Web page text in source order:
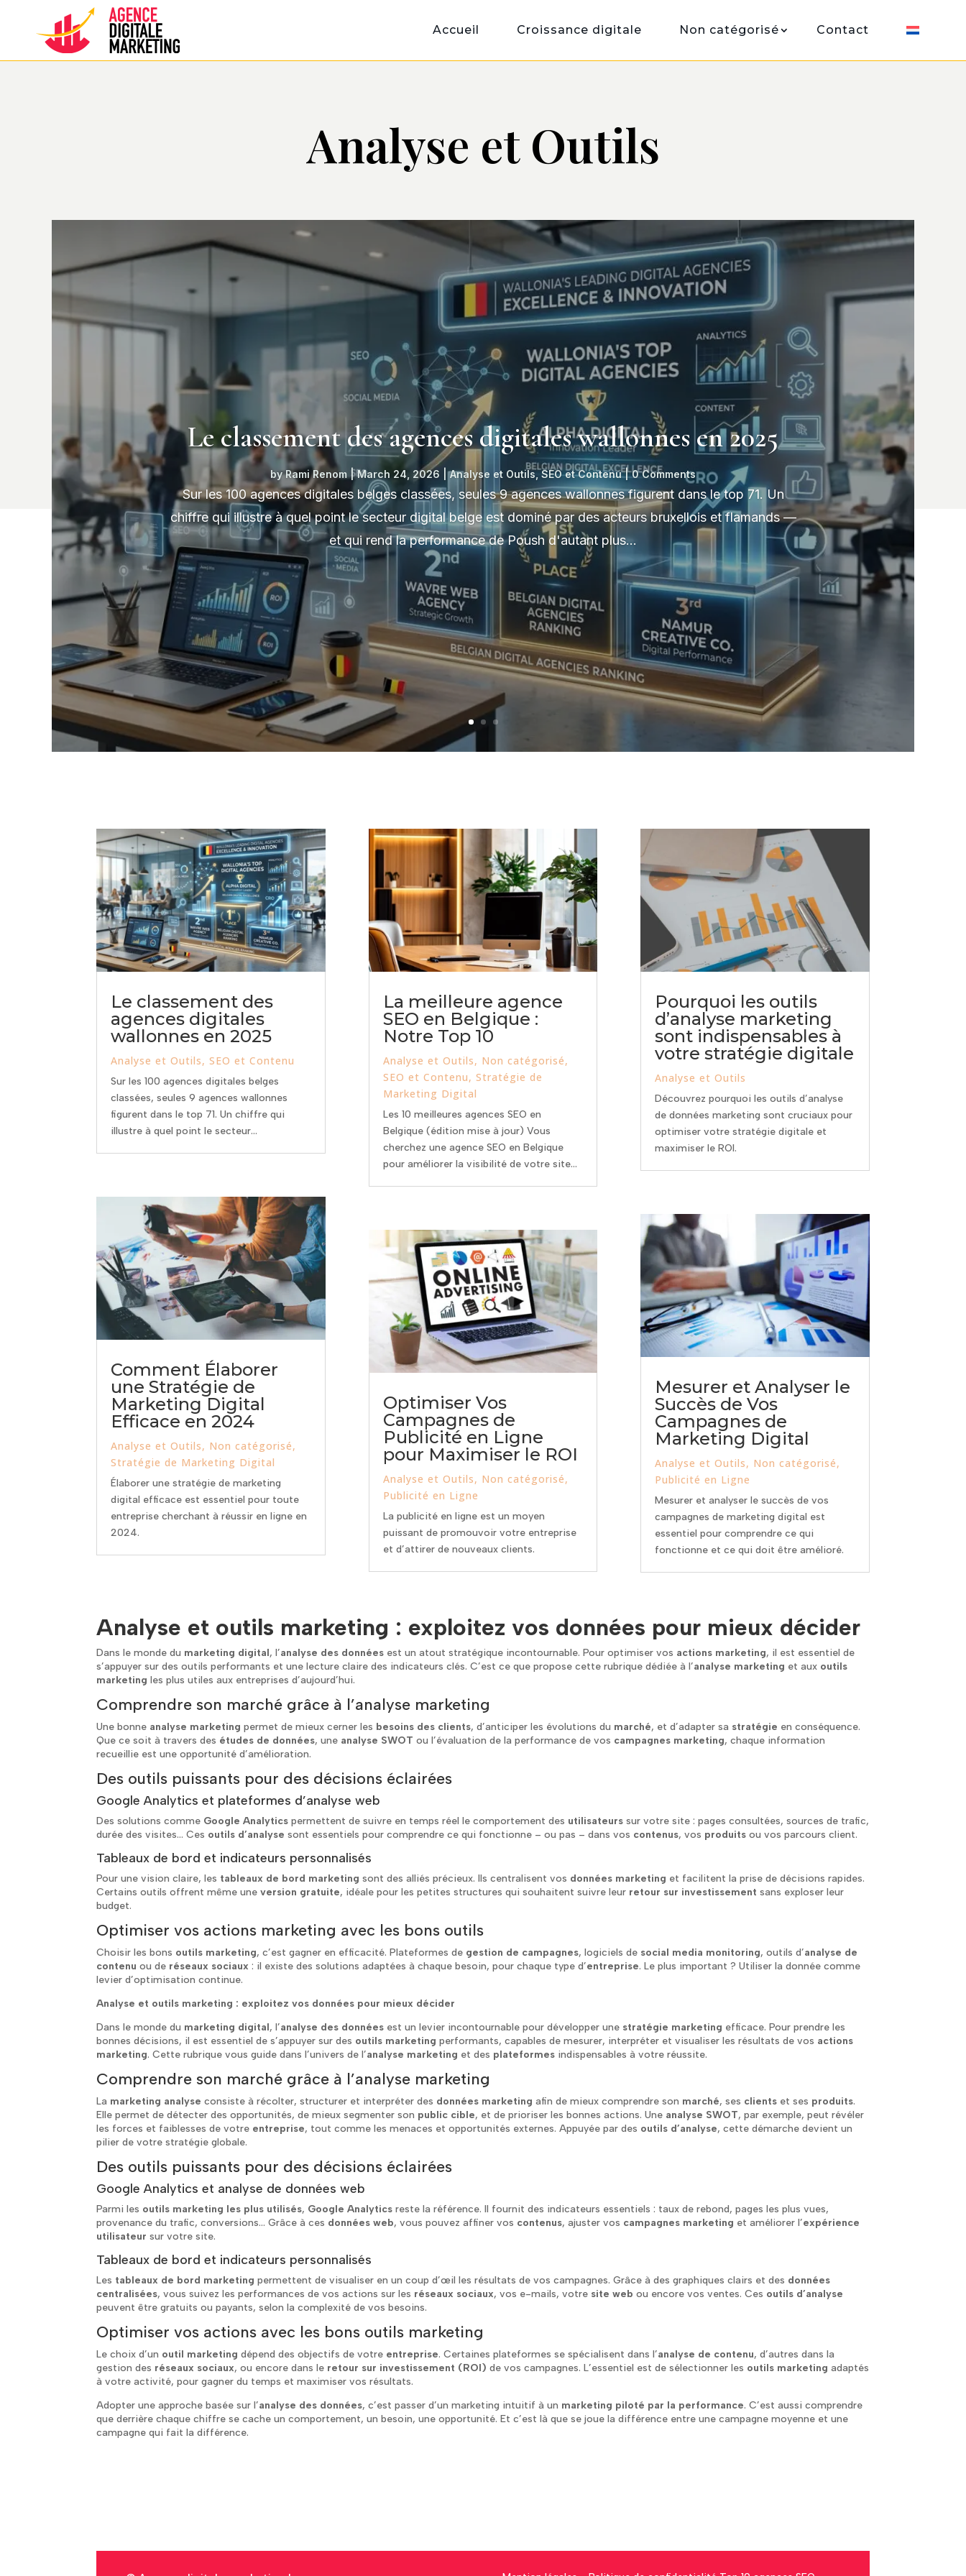
Accueil Croissance digitale Non catégorisé Contact
Analyse et Outils
Le classement des agences digitales wallonnes en 2025
byRami Renom |March 24, 2026 |Analyse et Outils,SEO et Contenu| 0 Comments
Sur les 100 agences digitales belges classées, seules 9 agences wallonnes figurent dans le top 71. Un
chiffre qui illustre à quel point le secteur digital belge est dominé par des acteurs bruxellois et flamands —
et qui rend la performance de Poush d'autant plus...
Le classement des
agences digitales
wallonnes en 2025
Analyse et Outils,SEO et Contenu
Sur les 100 agences digitales belges
classées, seules 9 agences wallonnes
figurent dans le top 71. Un chiffre qui
illustre à quel point le secteur...
Comment Élaborer
une Stratégie de
Marketing Digital
Efficace en 2024
Analyse et Outils, Non catégorisé,
Stratégie de Marketing Digital
Élaborer une stratégie de marketing
digital efficace est essentiel pour toute
entreprise cherchant à réussir en ligne en
2024.
La meilleure agence
SEO en Belgique :
Notre Top 10
Analyse et Outils, Non catégorisé,
SEO et Contenu, Stratégie de
Marketing Digital
Les 10 meilleures agences SEO en
Belgique (édition mise à jour) Vous
cherchez une agence SEO en Belgique
pour améliorer la visibilité de votre site...
Optimiser Vos
Campagnes de
Publicité en Ligne
pour Maximiser le ROI
Analyse et Outils, Non catégorisé,
Publicité en Ligne
La publicité en ligne est un moyen
puissant de promouvoir votre entreprise
et d’attirer de nouveaux clients.
Pourquoi les outils
d’analyse marketing
sont indispensables à
votre stratégie digitale
Analyse et Outils
Découvrez pourquoi les outils d’analyse
de données marketing sont cruciaux pour
optimiser votre stratégie digitale et
maximiser le ROI.
Mesurer et Analyser le
Succès de Vos
Campagnes de
Marketing Digital
Analyse et Outils, Non catégorisé,
Publicité en Ligne
Mesurer et analyser le succès de vos
campagnes de marketing digital est
essentiel pour comprendre ce qui
fonctionne et ce qui doit être amélioré.
Analyse et outils marketing : exploitez vos données pour mieux décider
Dans le monde du marketing digital, l’analyse des données est un atout stratégique incontournable. Pour optimiser vos actions marketing, il est essentiel de
s’appuyer sur des outils performants et une lecture claire des indicateurs clés. C’est ce que propose cette rubrique dédiée à l’analyse marketing et aux outils
marketing les plus utiles aux entreprises d’aujourd’hui.
Comprendre son marché grâce à l’analyse marketing
Une bonne analyse marketing permet de mieux cerner les besoins des clients, d’anticiper les évolutions du marché, et d’adapter sa stratégie en conséquence.
Que ce soit à travers des études de données, une analyse SWOT ou l’évaluation de la performance de vos campagnes marketing, chaque information
recueillie est une opportunité d’amélioration.
Des outils puissants pour des décisions éclairées
Google Analytics et plateformes d’analyse web
Des solutions comme Google Analytics permettent de suivre en temps réel le comportement des utilisateurs sur votre site : pages consultées, sources de trafic,
durée des visites… Ces outils d’analyse sont essentiels pour comprendre ce qui fonctionne – ou pas – dans vos contenus, vos produits ou vos parcours client.
Tableaux de bord et indicateurs personnalisés
Pour une vision claire, les tableaux de bord marketing sont des alliés précieux. Ils centralisent vos données marketing et facilitent la prise de décisions rapides.
Certains outils offrent même uneversion gratuite, idéale pour les petites structures qui souhaitent suivre leur retour sur investissement sans exploser leur
budget.
Optimiser vos actions marketing avec les bons outils
Choisir les bons outils marketing, c’est gagner en efficacité. Plateformes de gestion de campagnes, logiciels de social media monitoring, outils d’analyse de
contenu ou de réseaux sociaux : il existe des solutions adaptées à chaque besoin, pour chaque type d’entreprise. Le plus important ? Utiliser la donnée comme
levier d’optimisation continue.
Analyse et outils marketing : exploitez vos données pour mieux décider
Dans le monde du marketing digital, l’analyse des données est un levier incontournable pour développer une stratégie marketing efficace. Pour prendre les
bonnes décisions, il est essentiel de s’appuyer sur des outils marketing performants, capables de mesurer, interpréter et visualiser les résultats de vos actions
marketing. Cette rubrique vous guide dans l’univers de l’analyse marketing et des plateformes indispensables à votre réussite.
Comprendre son marché grâce à l’analyse marketing
La marketing analyse consiste à récolter, structurer et interpréter des données marketing afin de mieux comprendre son marché, ses clients et ses produits.
Elle permet de détecter des opportunités, de mieux segmenter son public cible, et de prioriser les bonnes actions. Une analyse SWOT, par exemple, peut révéler
les forces et faiblesses de votre entreprise, tout comme les menaces et opportunités externes. Appuyée par des outils d’analyse, cette démarche devient un
pilier de votre stratégie globale.
Des outils puissants pour des décisions éclairées
Google Analytics et analyse de données web
Parmi les outils marketing les plus utilisés, Google Analytics reste la référence. Il fournit des indicateurs essentiels : taux de rebond, pages les plus vues,
provenance du trafic, conversions… Grâce à ces données web, vous pouvez affiner vos contenus, ajuster vos campagnes marketing et améliorer l’expérience
utilisateur sur votre site.
Tableaux de bord et indicateurs personnalisés
Les tableaux de bord marketing permettent de visualiser en un coup d’œil les résultats de vos campagnes. Grâce à des graphiques clairs et des données
centralisées, vous suivez les performances de vos actions sur les réseaux sociaux, vos e-mails, votre site web ou encore vos ventes. Ces outils d’analyse
peuvent être gratuits ou payants, selon la complexité de vos besoins.
Optimiser vos actions avec les bons outils marketing
Le choix d’un outil marketing dépend des objectifs de votre entreprise. Certaines plateformes se spécialisent dans l’analyse de contenu, d’autres dans la
gestion des réseaux sociaux, ou encore dans le retour sur investissement (ROI) de vos campagnes. L’essentiel est de sélectionner les outils marketing adaptés
à votre activité, pour gagner du temps et maximiser vos résultats.
Adopter une approche basée sur l’analyse des données, c’est passer d’un marketing intuitif à un marketing piloté par la performance. C’est aussi comprendre
que derrière chaque chiffre se cache un comportement, un besoin, une opportunité. Et c’est là que se joue la différence entre une campagne moyenne et une
campagne qui fait la différence.